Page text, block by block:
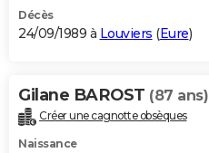
Décès
24/09/1989 à Louviers (Eure)
Gilane BAROST (87 ans)
Créer une cagnotte obsèques
Naissance